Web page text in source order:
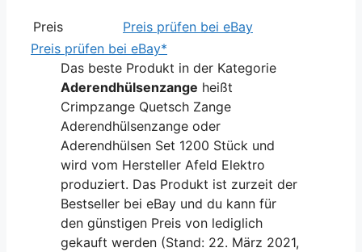
Preis
Preis prüfen bei eBay
Preis prüfen bei eBay*
Das beste Produkt in der Kategorie
Aderendhülsenzange heißt
Crimpzange Quetsch Zange
Aderendhülsenzange oder
Aderendhülsen Set 1200 Stück und
wird vom Hersteller Afeld Elektro
produziert. Das Produkt ist zurzeit der
Bestseller bei eBay und du kann für
den günstigen Preis von lediglich
gekauft werden (Stand: 22. März 2021,